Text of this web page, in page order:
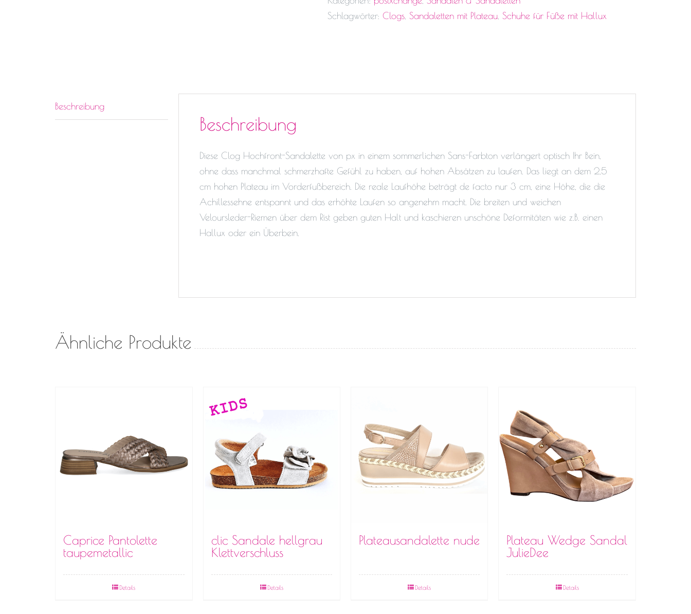
Schlagwörter:Clogs ,Sandaletten mit Plateau ,Schuhe für Füße mit Hallux
Beschreibung
Beschreibung
Diese Clog Hochfront-Sandalette von px in einem sommerlichen Sans-Farbton verlängert optisch Ihr Bein,
ohne dass manchmal schmerzhafte Gefühl zu haben, auf hohen Absätzen zu laufen. Das liegt an dem 2,5
cm hohen Plateau im Vorderfußbereich. Die reale Laufhöhe beträgt de facto nur 3 cm, eine Höhe, die die
Achillessehne entspannt und das erhöhte Laufen so angenehm macht. Die breiten und weichen
Veloursleder-Riemen über dem Rist geben guten Halt und kaschieren unschöne Deformitäten wie z.B. einen
Hallux oder ein Überbein.
Ähnliche Produkte
Caprice Pantolette
taupemetallic
Details
clic Sandale hellgrau
Klettverschluss
Details
Plateausandalette nude
Details
Plateau Wedge Sandal
JulieDee
Details